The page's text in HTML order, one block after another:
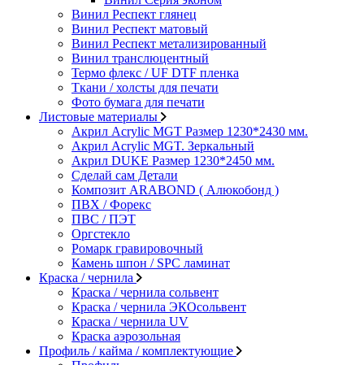
Винил Респект глянец
Винил Респект матовый
Винил Респект метализированный
Винил транслюцентный
Термо флекс / UF DTF пленка
Ткани / холсты для печати
Фото бумага для печати
Листовые материалы
Акрил Acrylic MGT Размер 1230*2430 мм.
Акрил Acrylic MGT. Зеркальный
Акрил DUKE Размер 1230*2450 мм.
Сделай сам Детали
Композит ARABOND ( Алюкобонд )
ПВХ / Форекс
ПВС / ПЭТ
Оргстекло
Ромарк гравировочный
Камень шпон / SPC ламинат
Краска / чернила
Краска / чернила сольвент
Краска / чернила ЭКОсольвент
Краска / чернила UV
Краска аэрозольная
Профиль / кайма / комплектующие